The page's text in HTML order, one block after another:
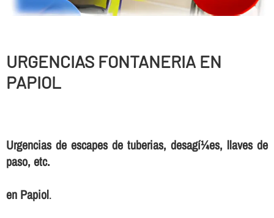
URGENCIAS FONTANERIA EN
PAPIOL
Urgencias de escapes de tuberias, desagí¼es, llaves de
paso, etc.
en Papiol.